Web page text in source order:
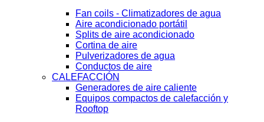
Fan coils - Climatizadores de agua
Aire acondicionado portátil
Splits de aire acondicionado
Cortina de aire
Pulverizadores de agua
Conductos de aire
CALEFACCIÓN
Generadores de aire caliente
Equipos compactos de calefacción y
Rooftop